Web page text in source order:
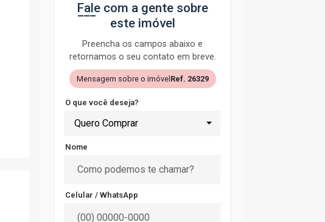
Fale com a gente sobre
este imóvel
Preencha os campos abaixo e
retornamos o seu contato em breve.
Mensagem sobre o imóvel Ref. 26329
O que você deseja?
Quero Comprar
Nome
Celular / WhatsApp